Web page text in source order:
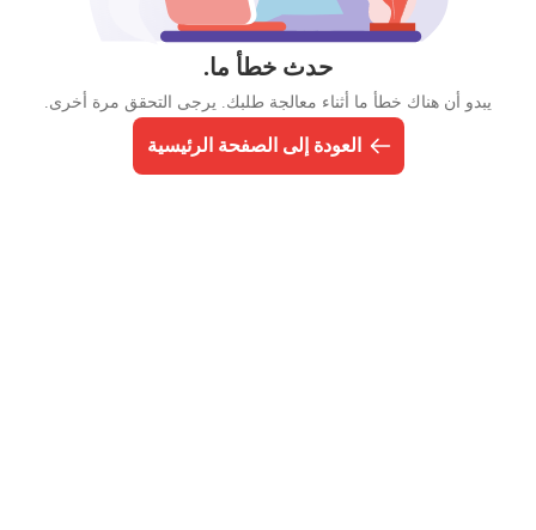
حدث خطأ ما.
يبدو أن هناك خطأ ما أثناء معالجة طلبك. يرجى التحقق مرة أخرى.
العودة إلى الصفحة الرئيسية